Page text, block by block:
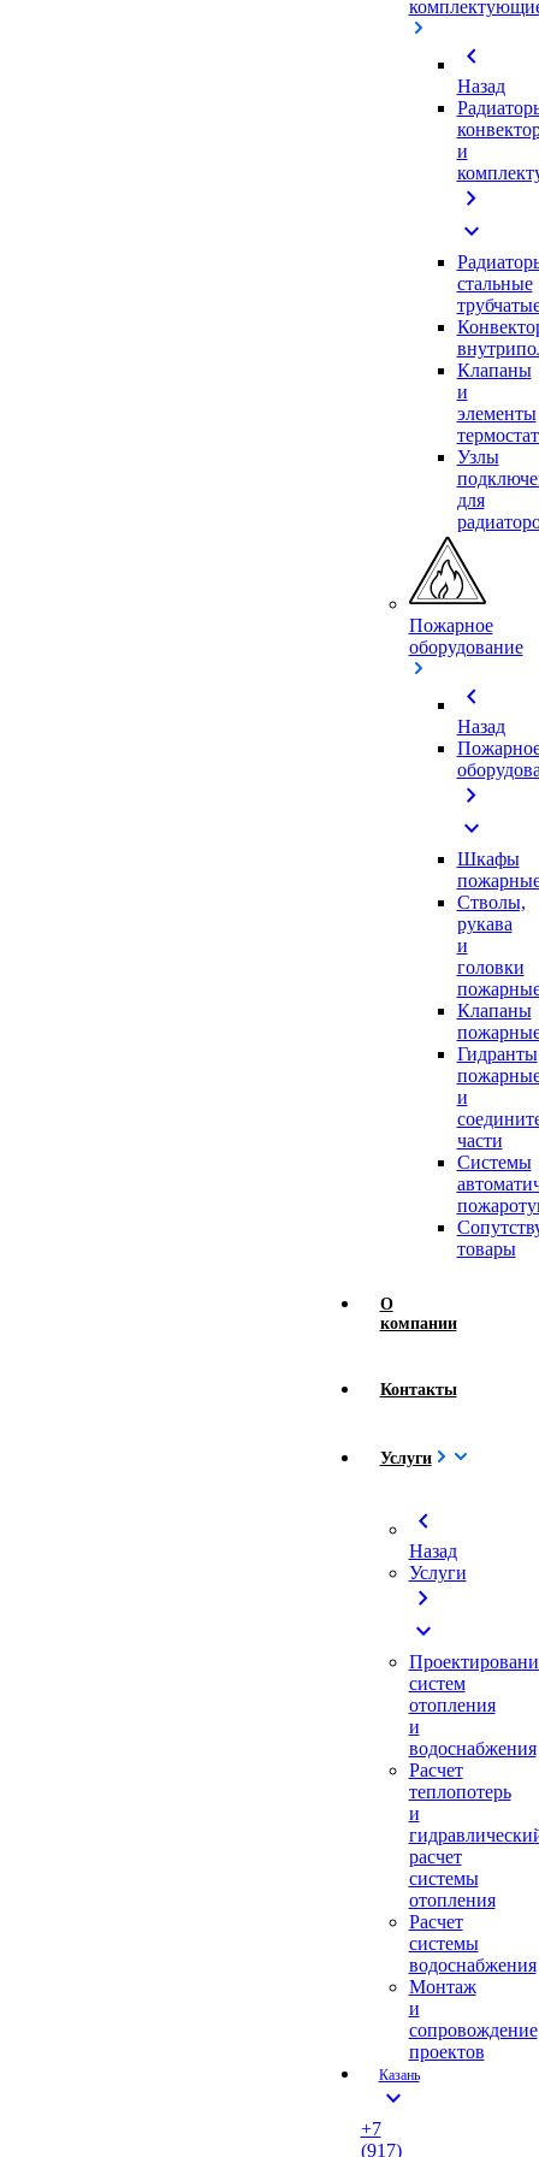
chevron_left
Назад
и
chevron_right
expand_more
стальные
Клапаны
и
элементы
Узлы
для
Пожарное
оборудование
chevron_left
Назад
chevron_right
expand_more
Шкафы
Стволы,
рукава
и
головки
Клапаны
Гидранты
и
части
Системы
товары
О
компании
Контакты
Услуги
chevron_left
Назад
Услуги
chevron_right
expand_more
систем
отопления
и
водоснабжения
Расчет
теплопотерь
и
расчет
системы
отопления
Расчет
системы
водоснабжения
Монтаж
и
сопровождение
проектов
Казань
expand_more
+7
(917)